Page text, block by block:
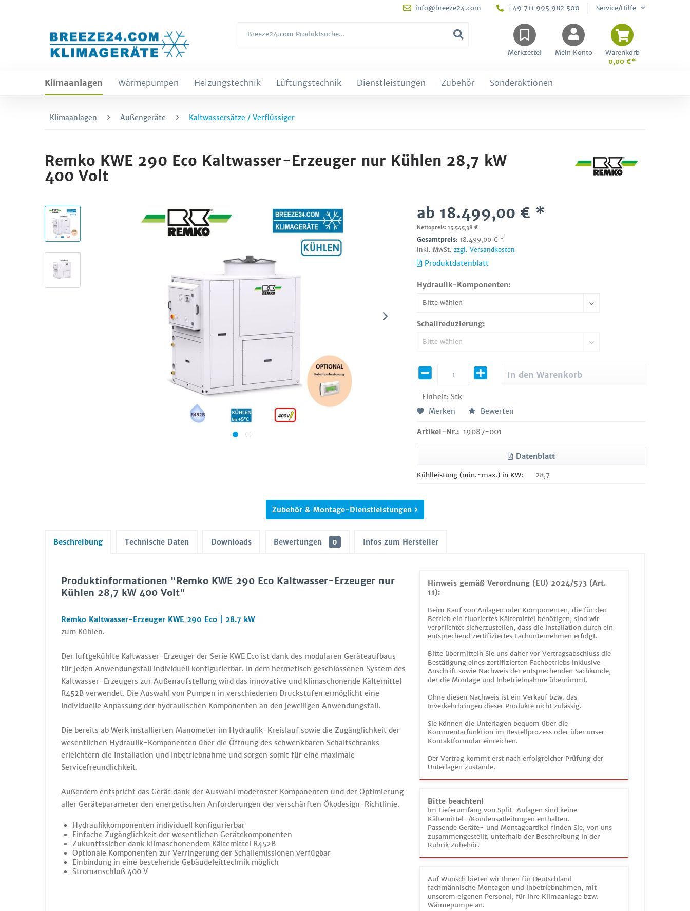
info@breeze24.com +49 711 995 982 500 Service/Hilfe
Merkzettel Mein Konto
Warenkorb
0,00 €*
Klimaanlagen Wärmepumpen Heizungstechnik Lüftungstechnik Dienstleistungen Zubehör Sonderaktionen
Klimaanlagen Außengeräte Kaltwassersätze / Verflüssiger
Remko KWE 290 Eco Kaltwasser-Erzeuger nur Kühlen 28,7 kW
400 Volt
ab 18.499,00 € *
Nettopreis: 15.545,38 €
Gesamtpreis: 18.499,00 € *
inkl. MwSt.zzgl. Versandkosten
Produktdatenblatt
Hydraulik-Komponenten:
Schallreduzierung:
Einheit: Stk
In den Warenkorb
Merken Bewerten
Artikel-Nr.: 19087-001
Datenblatt
Kühlleistung (min.~max.) in KW: 28,7
Zubehör & Montage-Dienstleistungen
Beschreibung Technische Daten Downloads Bewertungen 0 Infos zum Hersteller
Hinweis gemäß Verordnung (EU) 2024/573 (Art.
11):
Beim Kauf von Anlagen oder Komponenten, die für den
Betrieb ein fluoriertes Kältemittel benötigen, sind wir
verpflichtet sicherzustellen, dass die Installation durch ein
entsprechend zertifiziertes Fachunternehmen erfolgt.
Bitte übermitteln Sie uns daher vor Vertragsabschluss die
Bestätigung eines zertifizierten Fachbetriebs inklusive
Anschrift sowie Nachweis der entsprechenden Sachkunde,
der die Montage und Inbetriebnahme übernimmt.
Ohne diesen Nachweis ist ein Verkauf bzw. das
Inverkehrbringen dieser Produkte nicht zulässig.
Sie können die Unterlagen bequem über die
Kommentarfunktion im Bestellprozess oder über unser
Kontaktformular einreichen.
Der Vertrag kommt erst nach erfolgreicher Prüfung der
Unterlagen zustande.
Bitte beachten!
Im Lieferumfang von Split-Anlagen sind keine
Kältemittel-/Kondensatleitungen enthalten.
Passende Geräte- und Montageartikel finden Sie, von uns
zusammengestellt, unterhalb der Beschreibung in der
Rubrik Zubehör.
Auf Wunsch bieten wir Ihnen für Deutschland
fachmännische Montagen und Inbetriebnahmen, mit
unserem eigenen Personal, für Ihre Klimaanlage bzw.
Wärmepumpe an.
Produktinformationen "Remko KWE 290 Eco Kaltwasser-Erzeuger nur
Kühlen 28,7 kW 400 Volt"
Remko Kaltwasser-Erzeuger KWE 290 Eco | 28.7 kW
zum Kühlen.
Der luftgekühlte Kaltwasser-Erzeuger der Serie KWE Eco ist dank des modularen Geräteaufbaus
für jeden Anwendungsfall individuell konfigurierbar. In dem hermetisch geschlossenen System des
Kaltwasser-Erzeugers zur Außenaufstellung wird das innovative und klimaschonende Kältemittel
R452B verwendet. Die Auswahl von Pumpen in verschiedenen Druckstufen ermöglicht eine
individuelle Anpassung der hydraulischen Komponenten an den jeweiligen Anwendungsfall.
Die bereits ab Werk installierten Manometer im Hydraulik-Kreislauf sowie die Zugänglichkeit der
wesentlichen Hydraulik-Komponenten über die Öffnung des schwenkbaren Schaltschranks
erleichtern die Installation und Inbetriebnahme und sorgen somit für eine maximale
Servicefreundlichkeit.
Außerdem entspricht das Gerät dank der Auswahl modernster Komponenten und der Optimierung
aller Geräteparameter den energetischen Anforderungen der verschärften Ökodesign-Richtlinie.
Hydraulikkomponenten individuell konfigurierbar
Einfache Zugänglichkeit der wesentlichen Gerätekomponenten
Zukunftssicher dank klimaschonendem Kältemittel R452B
Optionale Komponenten zur Verringerung der Schallemissionen verfügbar
Einbindung in eine bestehende Gebäudeleittechnik möglich
Stromanschluß 400 V